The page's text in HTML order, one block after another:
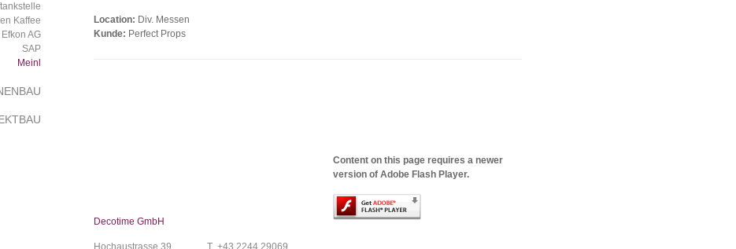
Kaffee
Efkon AG
SAP
Meinl
Location: Div. Messen
Kunde: Perfect Props
Decotime GmbH
Hochaustrasse 39 T +43 2244 29069
Content on this page requires a newer
version of Adobe Flash Player.